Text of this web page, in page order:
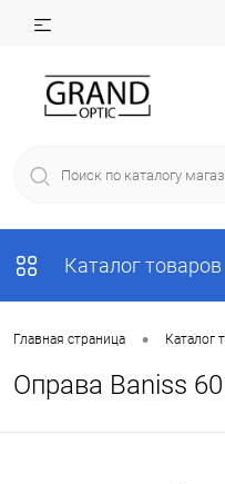
Каталог товаров
Главная страница • Каталог
Оправа Baniss